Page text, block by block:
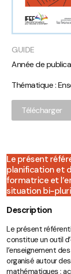
GUIDE
Année de
Thématique :
Télécharger
Le présent
planification et
formatrice et
situation bi-
Description
Le présent
constitue un outil
l’enseignement
organisé autour
mathématiques :